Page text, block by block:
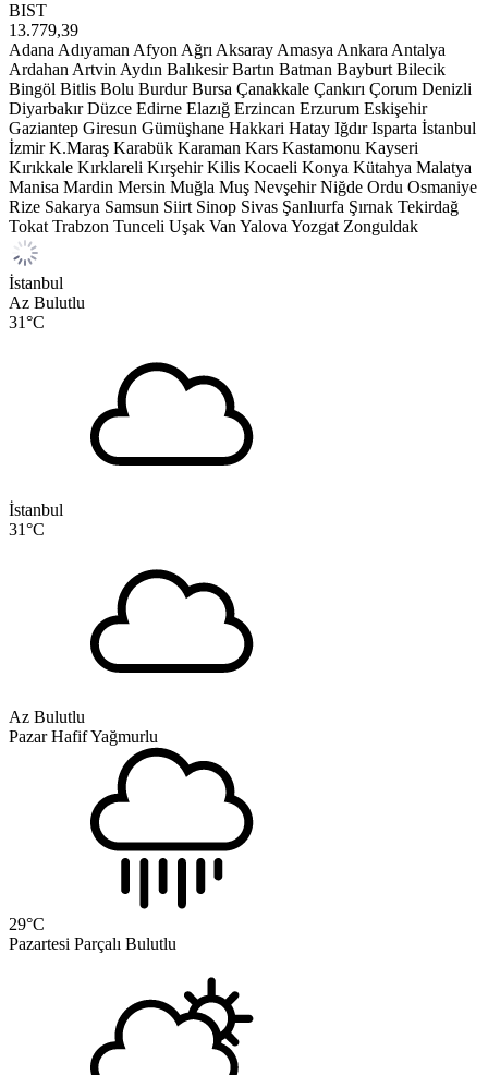
BIST
13.779,39
Adana Adıyaman Afyon Ağrı Aksaray Amasya Ankara Antalya
Ardahan Artvin Aydın Balıkesir Bartın Batman Bayburt Bilecik
Bingöl Bitlis Bolu Burdur Bursa Çanakkale Çankırı Çorum Denizli
Diyarbakır Düzce Edirne Elazığ Erzincan Erzurum Eskişehir
Gaziantep Giresun Gümüşhane Hakkari Hatay Iğdır Isparta İstanbul
İzmir K.Maraş Karabük Karaman Kars Kastamonu Kayseri
Kırıkkale Kırklareli Kırşehir Kilis Kocaeli Konya Kütahya Malatya
Manisa Mardin Mersin Muğla Muş Nevşehir Niğde Ordu Osmaniye
Rize Sakarya Samsun Siirt Sinop Sivas Şanlıurfa Şırnak Tekirdağ
Tokat Trabzon Tunceli Uşak Van Yalova Yozgat Zonguldak
İstanbul
Az Bulutlu
31°C
İstanbul
31°C
Az Bulutlu
Pazar Hafif Yağmurlu
29°C
Pazartesi Parçalı Bulutlu